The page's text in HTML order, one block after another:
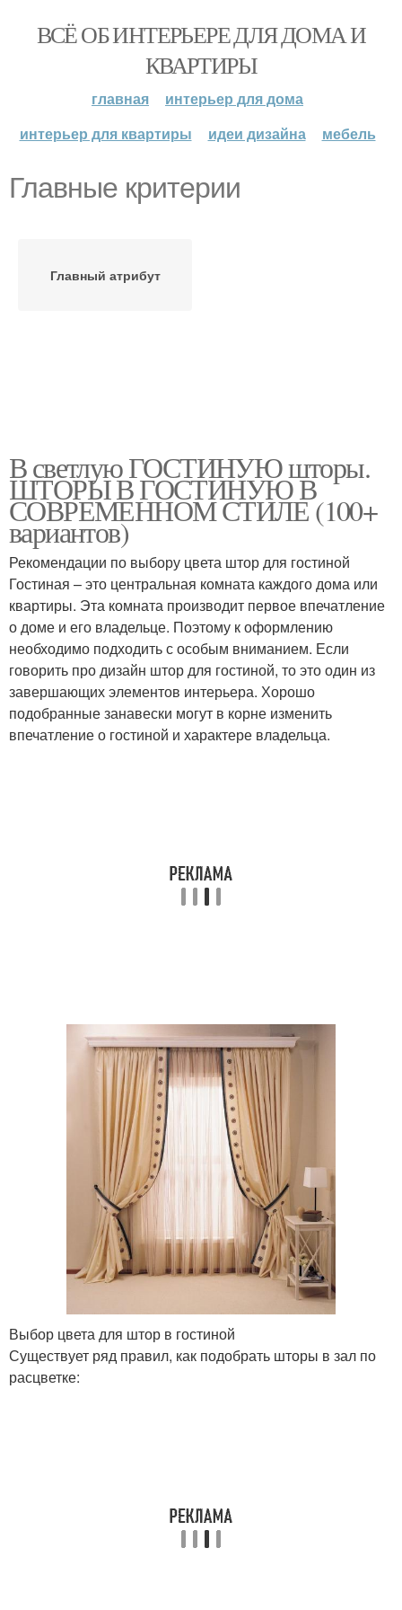
ВСЁ ОБ ИНТЕРЬЕРЕ ДЛЯ ДОМА И
КВАРТИРЫ
главная
интерьер для дома
интерьер для квартиры
идеи дизайна мебель
Главные критерии
Главный атрибут
В светлую ГОСТИНУЮ шторы.
ШТОРЫ В ГОСТИНУЮ В
СОВРЕМЕННОМ СТИЛЕ (100+
вариантов)
Рекомендации по выбору цвета штор для гостиной
Гостиная – это центральная комната каждого дома или
квартиры. Эта комната производит первое впечатление
о доме и его владельце. Поэтому к оформлению
необходимо подходить с особым вниманием. Если
говорить про дизайн штор для гостиной, то это один из
завершающих элементов интерьера. Хорошо
подобранные занавески могут в корне изменить
впечатление о гостиной и характере владельца.
Выбор цвета для штор в гостиной
Существует ряд правил, как подобрать шторы в зал по
расцветке: